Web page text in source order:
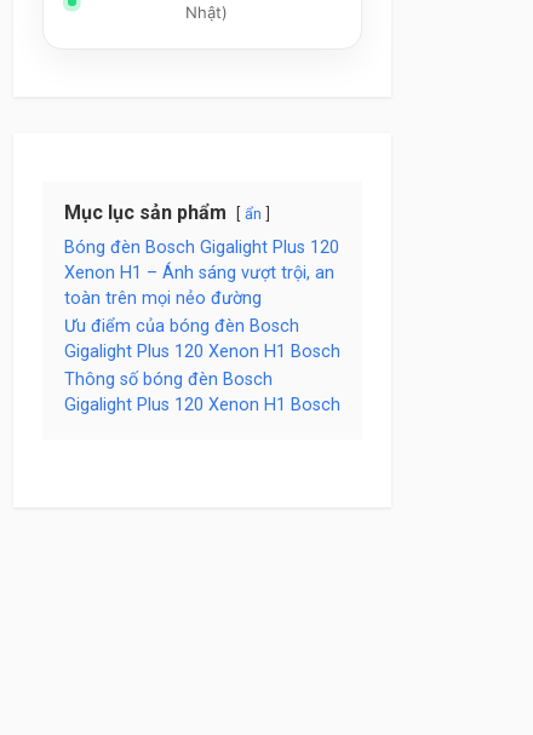
Nhật)
Mục lục sản phẩm ẩn
Bóng đèn Bosch Gigalight Plus 120
Xenon H1 – Ánh sáng vượt trội, an
toàn trên mọi nẻo đường
Ưu điểm của bóng đèn Bosch
Gigalight Plus 120 Xenon H1 Bosch
Thông số bóng đèn Bosch
Gigalight Plus 120 Xenon H1 Bosch